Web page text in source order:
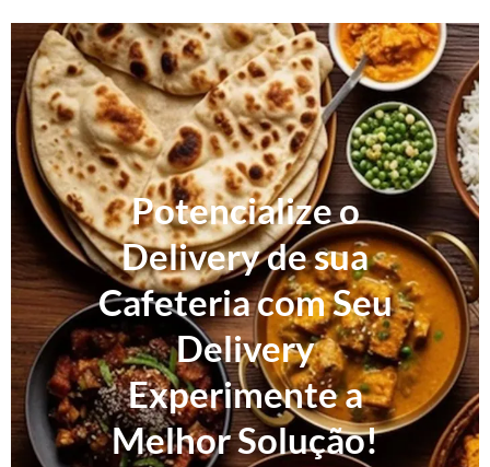
Potencialize o
Delivery de sua
Cafeteria com Seu
Delivery
Experimente a
Melhor Solução!